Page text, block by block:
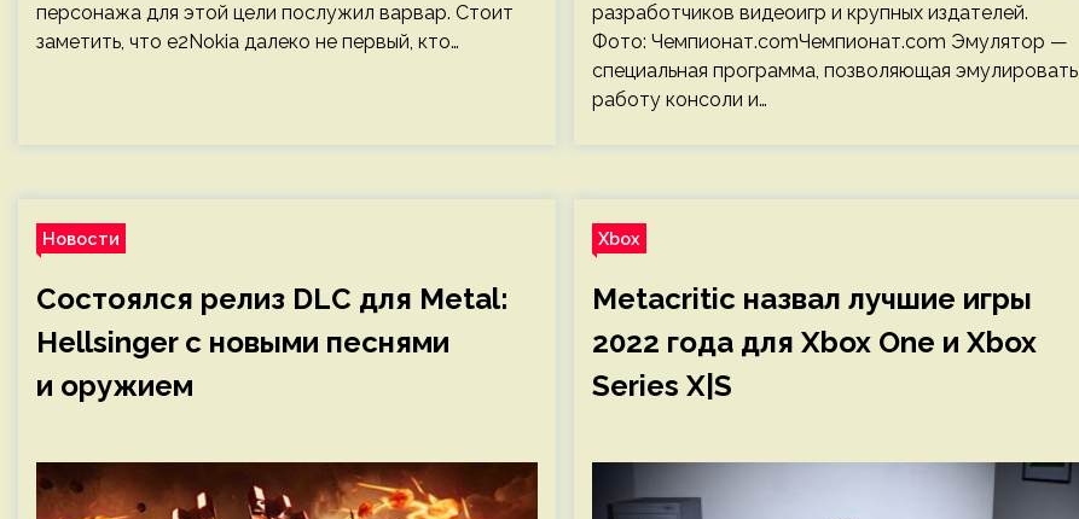
персонажа для этой цели послужил варвар. Стоит
заметить, что e2Nokia далеко не первый, кто…
разработчиков видеоигр и крупных издателей.
Фото: Чемпионат.comЧемпионат.com Эмулятор —
специальная программа, позволяющая эмулировать
работу консоли и…
Новости
Состоялся релиз DLC для Metal:
Hellsinger с новыми песнями
и оружием
Xbox
Metacritic назвал лучшие игры
2022 года для Xbox One и Xbox
Series X|S